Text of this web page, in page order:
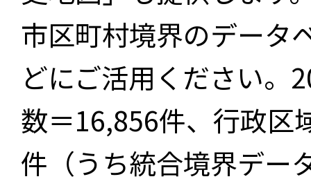
市区町村境界のデータ
どにご活用ください。
数＝16,856件、行政区
件（うち統合境界デー